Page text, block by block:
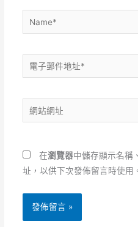
Name*
電
子
件
地
*
站
址
在瀏覽器中儲存顯示名稱
址，以供下次發佈留言時使用